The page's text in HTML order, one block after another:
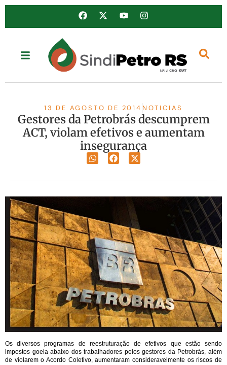
13 DE AGOSTO DE 2014 NOTICIAS
Gestores da Petrobrás descumprem
ACT, violam efetivos e aumentam
insegurança
Os diversos programas de reestruturação de efetivos que estão sendo
impostos goela abaixo dos trabalhadores pelos gestores da Petrobrás, além
de violarem o Acordo Coletivo, aumentaram consideravelmente os riscos de